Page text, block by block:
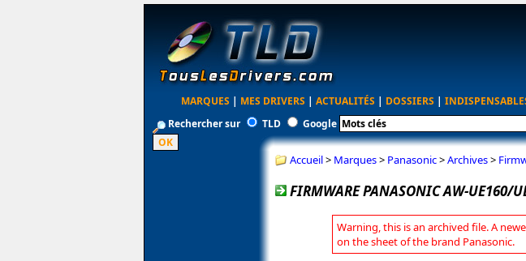
MARQUES | MES DRIVERS | ACTUALITÉS | DOSSIERS |
Rechercher sur
TLD Google
Accueil> Marques> Panasonic>Archives>
FIRMWARE PANASONIC AW-UE160/
Warning, this is an archived file. A
on the sheet of the brand Panasonic.